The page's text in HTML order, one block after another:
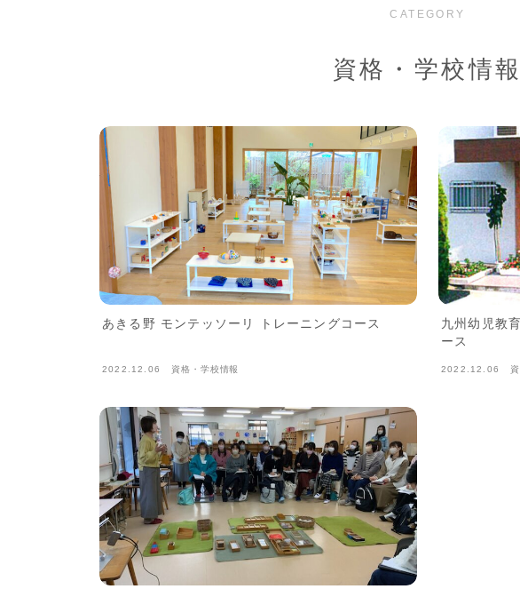
CATEGORY
資格・学校情報
あきる野 モンテッソーリ トレーニングコース
2022.12.06 資格・学校情報
九州幼児教育センター モン
ース
2022.12.06